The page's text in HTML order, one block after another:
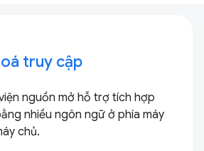
truy cập
nguồn mở hỗ trợ tích hợp
nhiều ngôn ngữ ở phía máy
chủ.